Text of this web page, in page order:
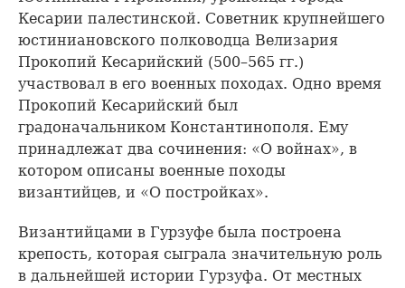
Кесарии палестинской. Советник крупнейшего
юстиниановского полководца Велизария
Прокопий Кесарийский (500–565 гг.)
участвовал в его военных походах. Одно время
Прокопий Кесарийский был
градоначальником Константинополя. Ему
принадлежат два сочинения: «О войнах», в
котором описаны военные походы
византийцев, и «О постройках».
Византийцами в Гурзуфе была построена
крепость, которая сыграла значительную роль
в дальнейшей истории Гурзуфа. От местных